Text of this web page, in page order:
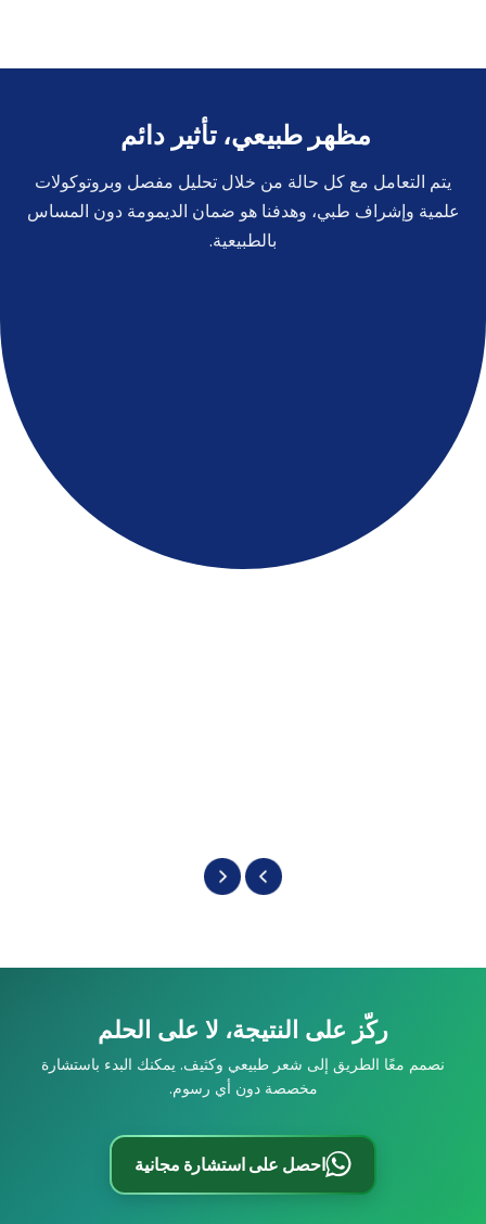
مظهر طبيعي، تأثير دائم
يتم التعامل مع كل حالة من خلال تحليل مفصل وبروتوكولات
علمية وإشراف طبي، وهدفنا هو ضمان الديمومة دون المساس
بالطبيعية.
ركّز على النتيجة، لا على الحلم
نصمم معًا الطريق إلى شعر طبيعي وكثيف. يمكنك البدء باستشارة
مخصصة دون أي رسوم.
احصل على استشارة مجانية